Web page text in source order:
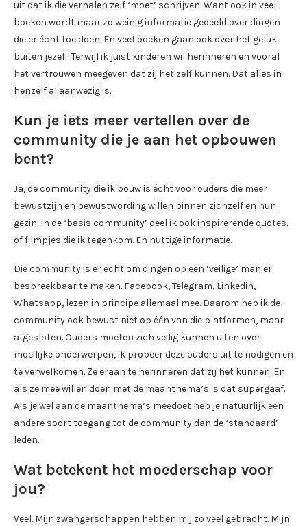
uit dat ik die verhalen zelf ‘moet’ schrijven. Want ook in veel
boeken wordt maar zo weinig informatie gedeeld over dingen
die er écht toe doen. En veel boeken gaan ook over het geluk
buiten jezelf. Terwijl ik juist kinderen wil herinneren en vooral
het vertrouwen meegeven dat zij het zelf kunnen. Dat alles in
henzelf al aanwezig is.
Kun je iets meer vertellen over de
community die je aan het opbouwen
bent?
Ja, de community die ik bouw is écht voor ouders die meer
bewustzijn en bewustwording willen binnen zichzelf en hun
gezin. In de ‘basis community’ deel ik ook inspirerende quotes,
of filmpjes die ik tegenkom. En nuttige informatie.
Die community is er echt om dingen op een ‘veilige’ manier
bespreekbaar te maken. Facebook, Telegram, Linkedin,
Whatsapp, lezen in principe allemaal mee. Daarom heb ik de
community ook bewust niet op één van die platformen, maar
afgesloten. Ouders moeten zich veilig kunnen uiten over
moeilijke onderwerpen, ik probeer deze ouders uit te nodigen en
te verwelkomen. Ze eraan te herinneren dat zij het kunnen. En
als ze mee willen doen met de maanthema’s is dat supergaaf.
Als je wel aan de maanthema’s meedoet heb je natuurlijk een
andere soort toegang tot de community dan de ‘standaard’
leden.
Wat betekent het moederschap voor
jou?
Veel. Mijn zwangerschappen hebben mij zo veel gebracht. Mijn